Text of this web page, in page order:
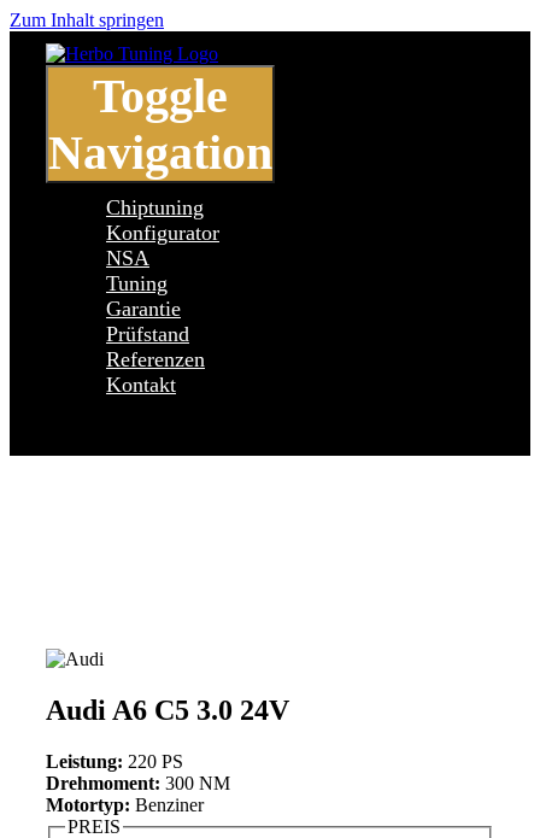
Zum Inhalt springen
Toggle
Navigation
Chiptuning
Konfigurator
NSA
Tuning
Garantie
Prüfstand
Referenzen
Kontakt
Audi A6 C5 3.0 24V
Leistung: 220 PS
Drehmoment: 300 NM
Motortyp: Benziner
PREIS